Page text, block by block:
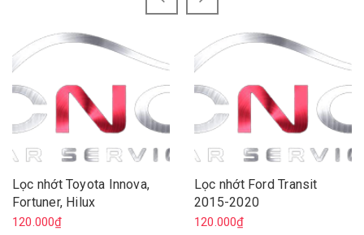
Lọc nhớt Toyota Innova,
Fortuner, Hilux
120.000₫
Lọc nhớt Ford Transit
2015-2020
120.000₫